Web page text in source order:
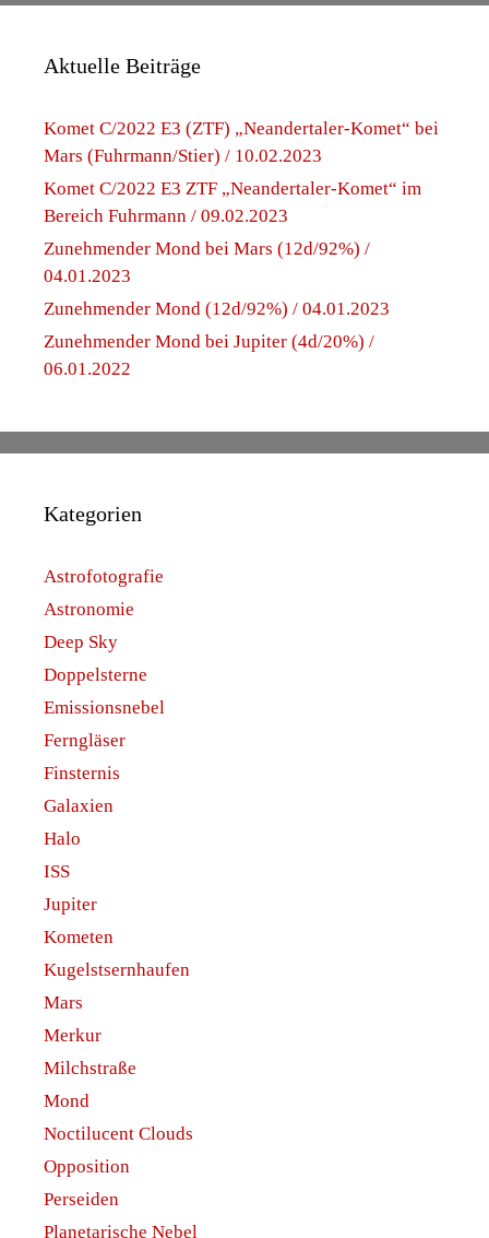
Aktuelle Beiträge
Komet C/2022 E3 (ZTF) „Neandertaler-Komet“ bei
Mars (Fuhrmann/Stier) / 10.02.2023
Komet C/2022 E3 ZTF „Neandertaler-Komet“ im
Bereich Fuhrmann / 09.02.2023
Zunehmender Mond bei Mars (12d/92%) /
04.01.2023
Zunehmender Mond (12d/92%) / 04.01.2023
Zunehmender Mond bei Jupiter (4d/20%) /
06.01.2022
Kategorien
Astrofotografie
Astronomie
Deep Sky
Doppelsterne
Emissionsnebel
Ferngläser
Finsternis
Galaxien
Halo
ISS
Jupiter
Kometen
Kugelstsernhaufen
Mars
Merkur
Milchstraße
Mond
Noctilucent Clouds
Opposition
Perseiden
Planetarische Nebel